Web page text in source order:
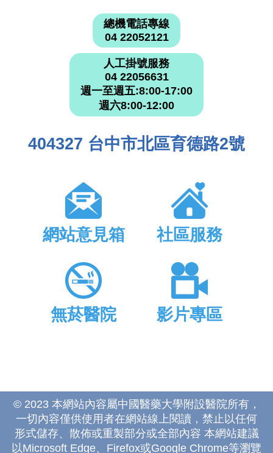
總機電話專線
04 22052121
人工掛號服務
04 22056631
週一至週五:8:00-17:00
週六8:00-12:00
404327 台中市北區育德路2號
網站意見箱 社區服務
無菸醫院 影片專區
© 2023 本網站內容屬中國醫藥大學附設醫院所有，
一切內容僅供使用者在網站線上閱讀，禁止以任何
形式儲存、散佈或重製部分或全部內容 本網站建議
以Microsoft Edge、Firefox或Google Chrome等瀏覽